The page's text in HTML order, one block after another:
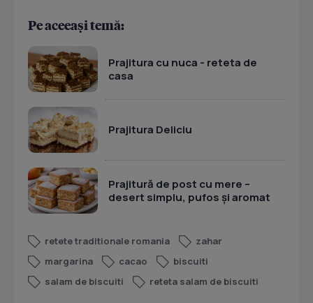
Pe aceeași temă:
Prajitura cu nuca - reteta de
casa
Prajitura Deliciu
Prajitură de post cu mere –
desert simplu, pufos și aromat
retete traditionale romania
zahar
margarina
cacao
biscuiti
salam de biscuiti
reteta salam de biscuiti